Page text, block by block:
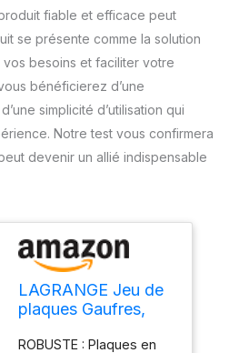
fiable et efficace peut
se présente comme la solution
besoins et faciliter votre
bénéficierez d’une
simplicité d’utilisation qui
Notre test vous confirmera
devenir un allié indispensable
LAGRANGE Jeu de
plaques Gaufres,
tous les gaufriers
ROBUSTE : Plaques en